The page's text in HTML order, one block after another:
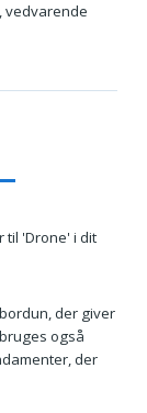
vedvarende
til 'Drone' i dit
der giver
også
der